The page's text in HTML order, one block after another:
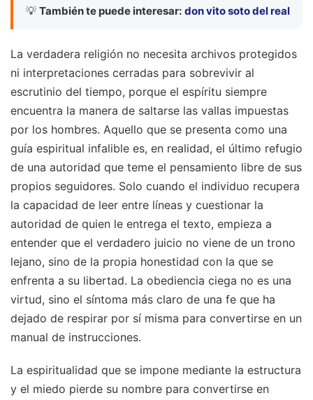
💡 También te puede interesar: don vito soto del real
La verdadera religión no necesita archivos protegidos
ni interpretaciones cerradas para sobrevivir al
escrutinio del tiempo, porque el espíritu siempre
encuentra la manera de saltarse las vallas impuestas
por los hombres. Aquello que se presenta como una
guía espiritual infalible es, en realidad, el último refugio
de una autoridad que teme el pensamiento libre de sus
propios seguidores. Solo cuando el individuo recupera
la capacidad de leer entre líneas y cuestionar la
autoridad de quien le entrega el texto, empieza a
entender que el verdadero juicio no viene de un trono
lejano, sino de la propia honestidad con la que se
enfrenta a su libertad. La obediencia ciega no es una
virtud, sino el síntoma más claro de una fe que ha
dejado de respirar por sí misma para convertirse en un
manual de instrucciones.
La espiritualidad que se impone mediante la estructura
y el miedo pierde su nombre para convertirse en